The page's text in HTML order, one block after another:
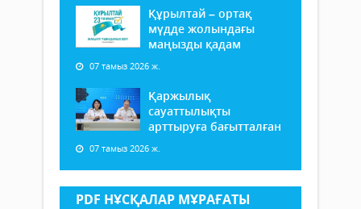
Құрылтай – ортақ
мүдде жолындағы
маңызды қадам
07 тамыз 2026 ж.
Қаржылық
сауаттылықты
арттыруға бағытталған
07 тамыз 2026 ж.
PDF НҰСҚАЛАР МҰРАҒАТЫ